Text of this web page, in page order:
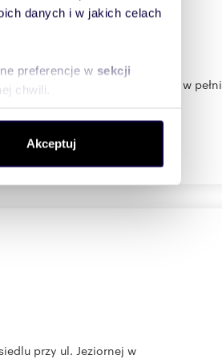
danych i w jakich celach
preferencje w sekcji
chwili.
społecznościowym,
od Ciebie lub
Akceptuj
Jeśli szukasz nowoczesnego, w pełni
przy ul. Jeziornej w